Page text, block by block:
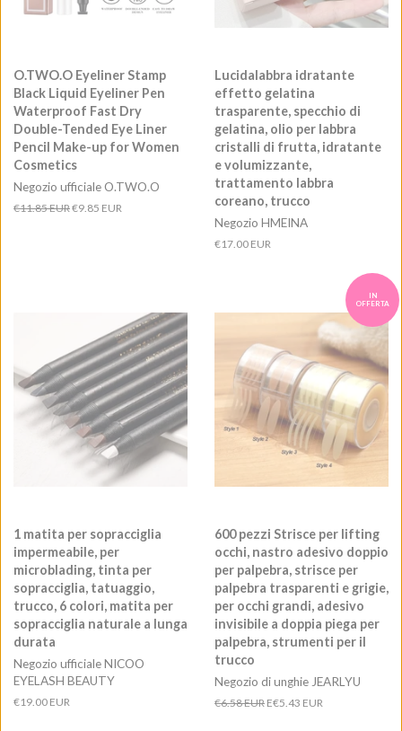
O.TWO.O Eyeliner Stamp
Black Liquid Eyeliner Pen
Waterproof Fast Dry
Double-Tended Eye Liner
Pencil Make-up for Women
Cosmetics
Negozio ufficiale O.TWO.O
Prezzo
€11.85 EURPrezzo
€9.85 EUR
Lucidalabbra idratante
effetto gelatina
trasparente, specchio di
gelatina, olio per labbra
cristalli di frutta, idratante
e volumizzante,
trattamento labbra
coreano, trucco
Negozio HMEINA
Prezzo
€17.00 EUR
1 matita per sopracciglia
impermeabile, per
microblading, tinta per
sopracciglia, tatuaggio,
trucco, 6 colori, matita per
sopracciglia naturale a lunga
durata
Negozio ufficiale NICOO
EYELASH BEAUTY
Prezzo
€19.00 EUR
IN
OFFERTA
600 pezzi Strisce per lifting
occhi, nastro adesivo doppio
per palpebra, strisce per
palpebra trasparenti e grigie,
per occhi grandi, adesivo
invisibile a doppia piega per
palpebra, strumenti per il
trucco
Negozio di unghie JEARLYU
Prezzo
€6.58 EUR E€5.43 EUR